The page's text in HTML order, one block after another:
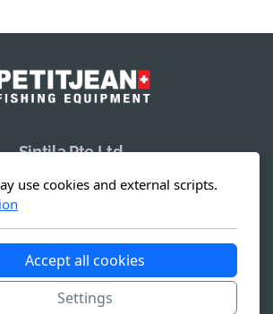
Sintila Pte Ltd.
Singapore 788 713
use cookies and external scripts.
Accept all cookies
Settings